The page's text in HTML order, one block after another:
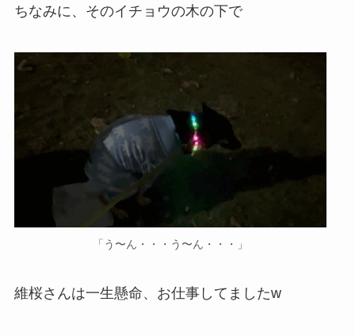
ちなみに、そのイチョウの木の下で
「う〜ん・・・う〜ん・・・」
維桜さんは一生懸命、お仕事してましたw